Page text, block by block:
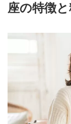
座の特徴